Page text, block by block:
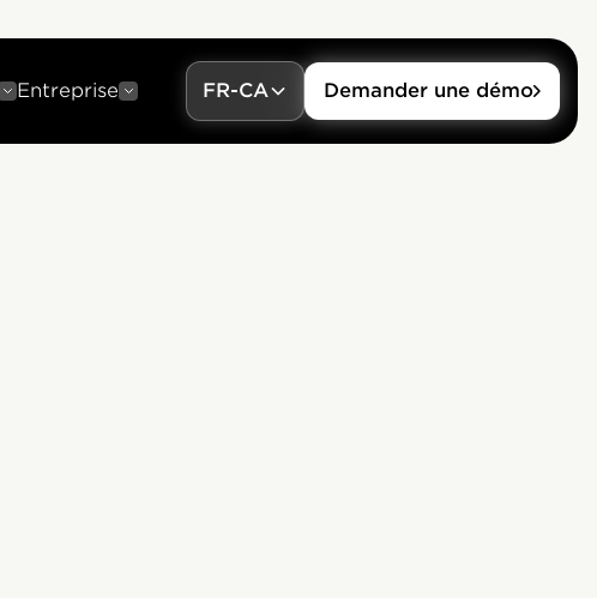
Entreprise FR-CA Demander une démo